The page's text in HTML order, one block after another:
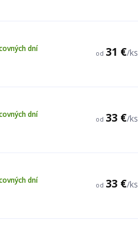
od 31 €/ks
dní
od 33 €/ks
dní
od 33 €/ks
dní